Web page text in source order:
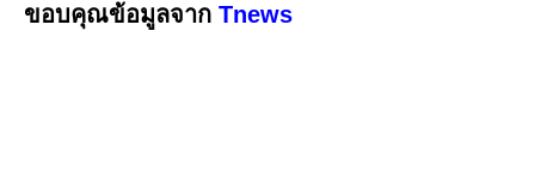
ขอบคุณข้อมูลจาก Tnews